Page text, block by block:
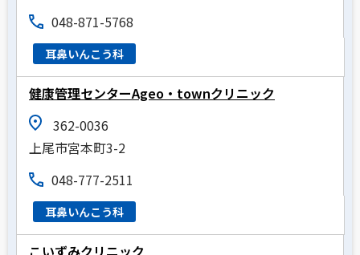
048-871-5768
耳鼻いんこう科
健康管理センターAgeo・townクリニック
362-0036
上尾市宮本町3-2
048-777-2511
耳鼻いんこう科
こいずみクリニック